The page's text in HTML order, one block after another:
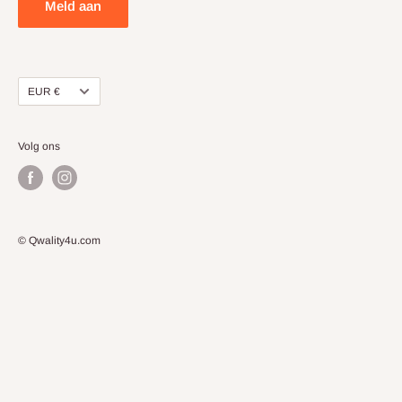
Meld aan
Valuta
EUR €
Volg ons
© Qwality4u.com